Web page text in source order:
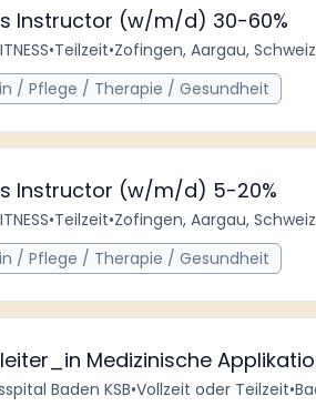
Instructor (w/m/d) 30-60%
•Teilzeit•Zofingen, Aargau, Schweiz
/ Pflege / Therapie / Gesundheit
Instructor (w/m/d) 5-20%
•Teilzeit•Zofingen, Aargau, Schweiz
/ Pflege / Therapie / Gesundheit
Medizinische
Baden KSB•Vollzeit oder Teilzeit•